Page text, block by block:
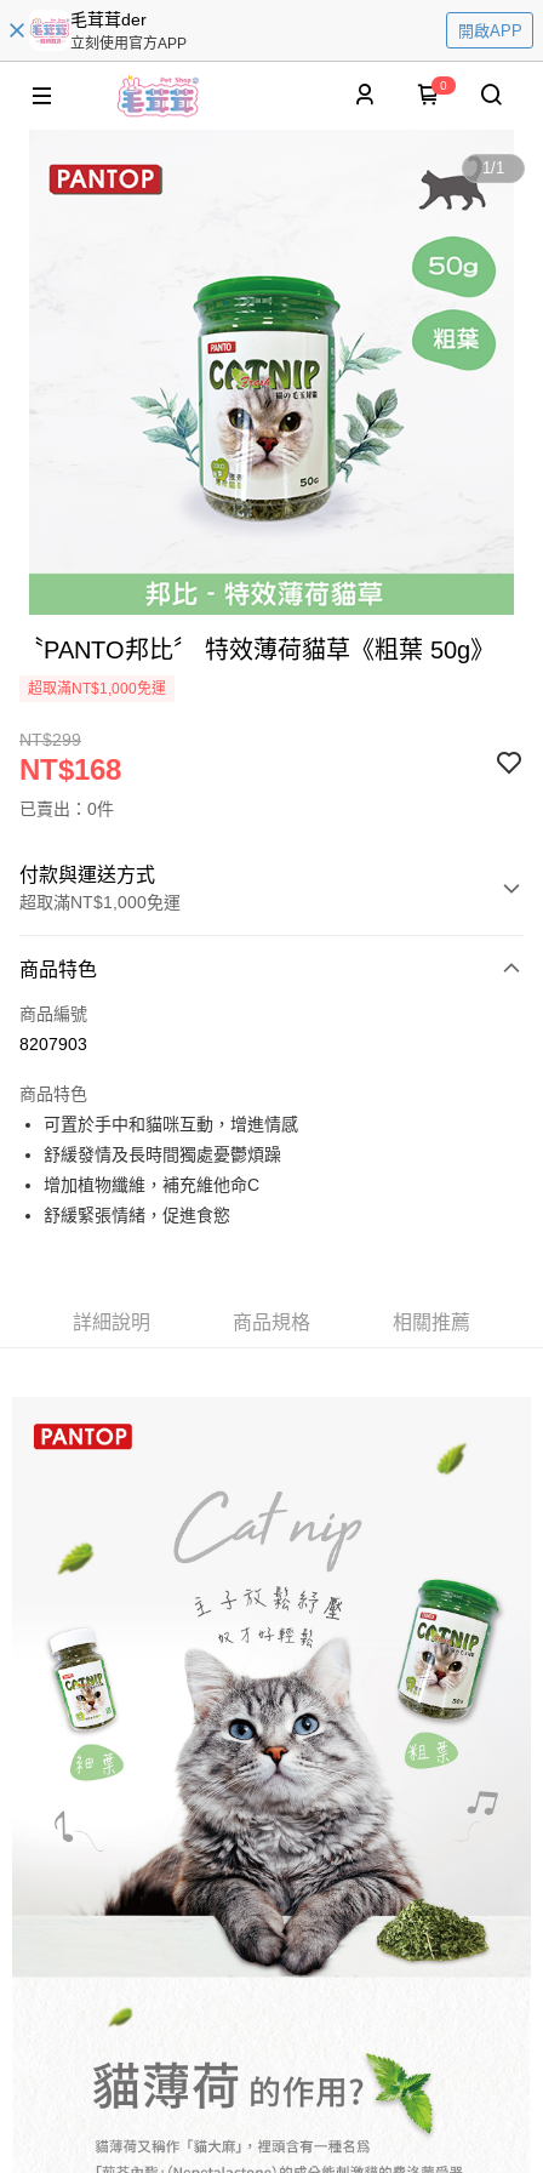
毛茸茸der
立刻使用官方APP
開啟APP
0
1/1
〝PANTO邦比〞 特效薄荷貓草《粗葉 50g》
超取滿NT$1,000免運
NT$299
NT$168
已賣出：0件
付款與運送方式
超取滿NT$1,000免運
信用卡一次付款
超商取貨付款
Apple Pay
街口支付
全盈+PAY
運送方式
付款後全家取貨
每筆NT$60，滿NT$1,000(含以上)免運費
每筆NT$60，滿NT$1,000(含以上)免運費
宅配
每筆NT$90，滿NT$1,500(含以上)免運費
離島宅配(澎湖、金門、小琉球、綠島、馬祖、蘭嶼)
每筆NT$125，滿NT$2,000(含以上)免運費
商品特色
商品編號
8207903
商品特色
可置於手中和貓咪互動，增進情感
舒緩發情及長時間獨處憂鬱煩躁
增加植物纖維，補充維他命C
舒緩緊張情緒，促進食慾
詳細說明 商品規格 相關推薦